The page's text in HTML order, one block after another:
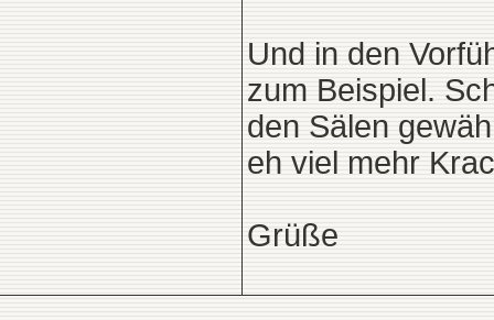
Und in den
zum Beispiel.
den Sälen
eh viel mehr
Grüße